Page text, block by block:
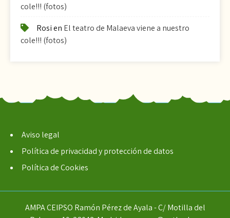
cole!!! (fotos)
Rosien El teatro de Malaeva viene a nuestro
cole!!! (fotos)
Aviso legal
Política de privacidad y protección de datos
Política de Cookies
AMPA CEIPSO Ramón Pérez de Ayala - C/ Motilla del